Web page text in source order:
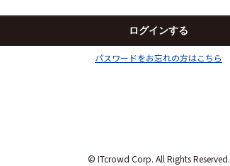
パスワードをお忘れの方はこちら
© ITcrowd Corp. All Rights Reserved.